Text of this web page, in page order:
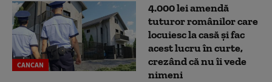
CANCAN
4.000 lei amendă
tuturor românilor care
locuiesc la casă și fac
acest lucru în curte,
crezând că nu îi vede
nimeni